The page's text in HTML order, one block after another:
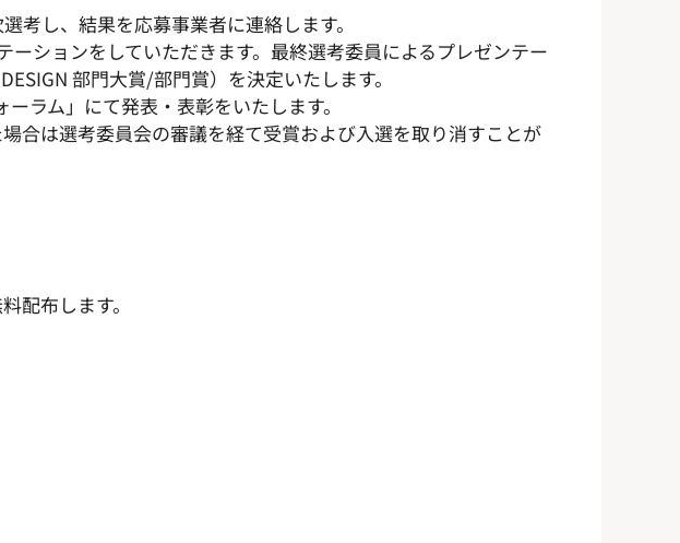
考し、結果を応募事業者に連絡します。
ションをしていただきます。最終選考委員によるプレゼンテー
部門大賞/部門賞）を決定いたします。
ラム」にて発表・表彰をいたします。
合は選考委員会の審議を経て受賞および入選を取り消すことが
配布します。